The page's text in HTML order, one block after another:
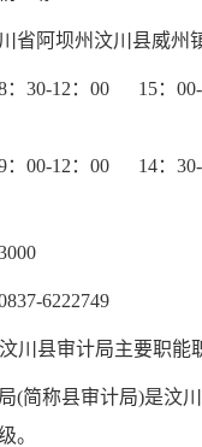
省阿坝州汶川县威州
：30-12：00 15：00-
00 14：30-17
6222749
汶川县审计局主要职能
(简称县审计局)是汶
。